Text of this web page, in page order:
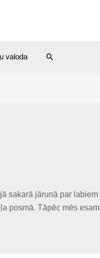
valoda Search
sakarā jārunā par labiem
posmā. Tāpēc mēs esam